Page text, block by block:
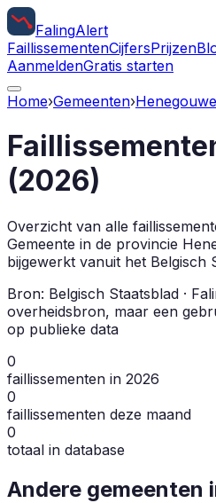
FalingAlert
FaillissementenCijfersPrijzen
AanmeldenGratis starten
Home›Gemeenten›
(2026)
Overzicht van alle
Gemeente in de provincie
bijgewerkt vanuit het Belgisch
Bron: Belgisch Staatsblad ·
overheidsbron, maar een
op publieke data
0
faillissementen in 2026
0
faillissementen deze maand
0
totaal in database
Andere gemeenten